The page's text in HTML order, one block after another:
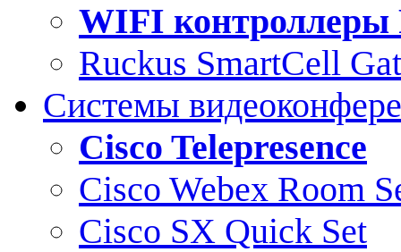
WIFI контроллеры
Ruckus SmartCell
Системы
Cisco Telepresence
Cisco Webex Room
Cisco SX Quick Set